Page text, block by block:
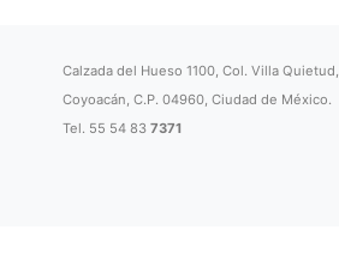
Calzada del Hueso 1100, Col. Villa Quietud,
Coyoacán, C.P. 04960, Ciudad de México.
Tel. 55 54 837371